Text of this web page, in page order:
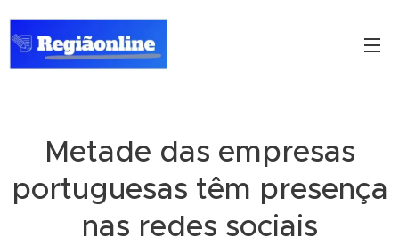
Metade das empresas
portuguesas têm presença
nas redes sociais